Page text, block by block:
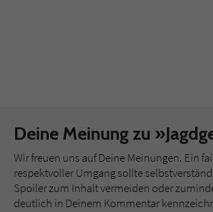
Deine Meinung zu
Wir freuen uns auf Deine Meinungen. Ein
respektvoller Umgang sollte
Spoiler zum Inhalt vermeiden oder
deutlich in Deinem Kommentar